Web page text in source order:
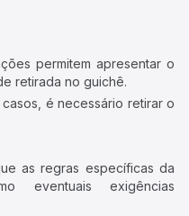
permitem apresentar o
retirada no guichê.
é necessário retirar o
as regras específicas da
eventuais exigências